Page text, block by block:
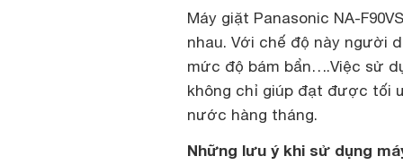
Máy giặt Panasonic NA-
nhau. Với chế độ này người
mức độ bám bẩn….Việc sử
không chỉ giúp đạt được tối
nước hàng tháng.
Những lưu ý khi sử dụng